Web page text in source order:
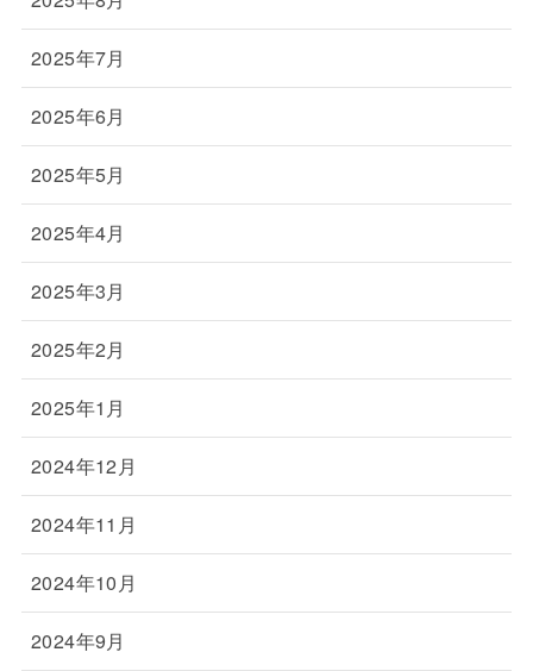
2025年7月
2025年6月
2025年5月
2025年4月
2025年3月
2025年2月
2025年1月
2024年12月
2024年11月
2024年10月
2024年9月